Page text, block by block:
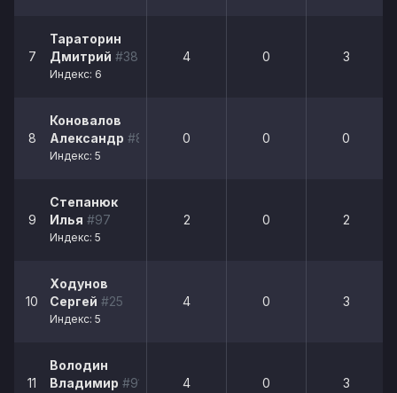
7
Тараторин
Дмитрий #38
Индекс: 6
4 0 3
8
Коновалов
Александр #85
Индекс: 5
0 0 0
9
Степанюк
Илья #97
Индекс: 5
2 0 2
10
Ходунов
Сергей #25
Индекс: 5
4 0 3
11
Володин
Владимир #91 4 0 3